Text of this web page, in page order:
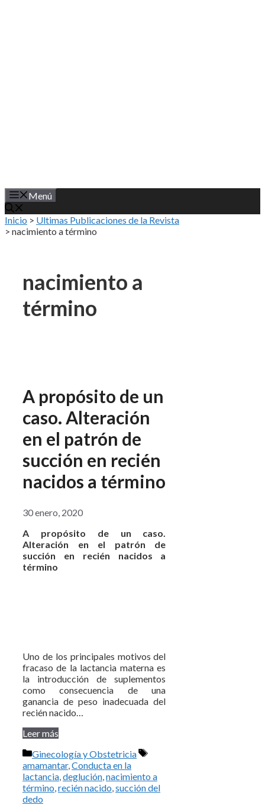
Menú
Inicio > Ultimas Publicaciones de la Revista
> nacimiento a término
nacimiento a
término
A propósito de un
caso. Alteración
en el patrón de
succión en recién
nacidos a término
30 enero, 2020
A propósito de un caso.
Alteración en el patrón de
succión en recién nacidos a
término
Uno de los principales motivos del
fracaso de la lactancia materna es
la introducción de suplementos
como consecuencia de una
ganancia de peso inadecuada del
recién nacido…
Leer más
Categorías
Ginecología y Obstetricia
Etiquetas
amamantar,Conducta en la
lactancia,deglución,nacimiento a
término,recién nacido,succión del
dedo